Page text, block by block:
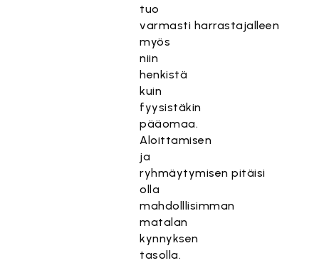
tuo
varmasti harrastajalleen
myös
niin
henkistä
kuin
fyysistäkin
pääomaa.
Aloittamisen
ja
ryhmäytymisen pitäisi
olla
mahdolllisimman
matalan
kynnyksen
tasolla.